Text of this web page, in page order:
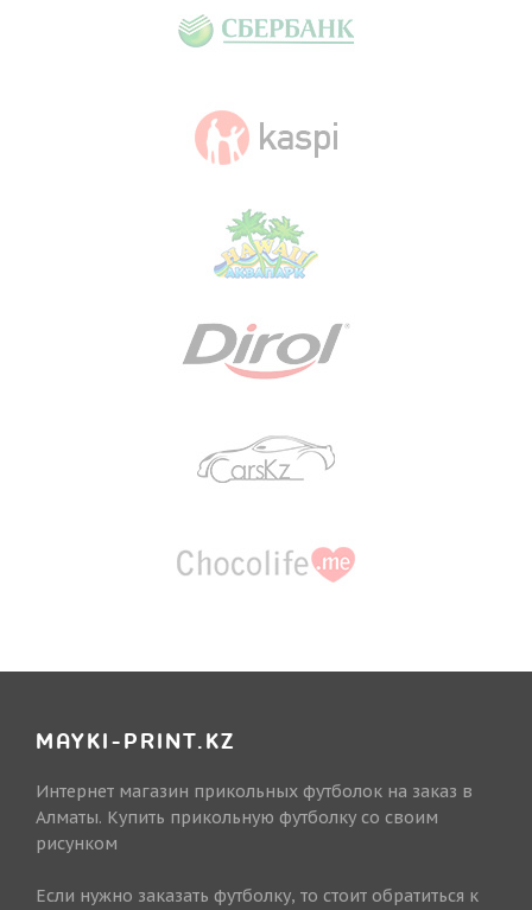
MAYKI-PRINT.KZ
Интернет магазин прикольных футболок на заказ в
Алматы. Купить прикольную футболку со своим
рисунком
Если нужно заказать футболку, то стоит обратиться к